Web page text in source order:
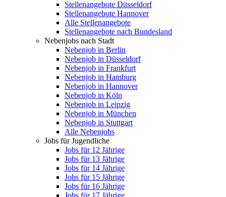
Stellenangebote Düsseldorf
Stellenangebote Hannover
Alle Stellenangebote
Stellenangebote nach Bundesland
Nebenjobs nach Stadt
Nebenjob in Berlin
Nebenjob in Düsseldorf
Nebenjob in Frankfurt
Nebenjob in Hamburg
Nebenjob in Hannover
Nebenjob in Köln
Nebenjob in Leipzig
Nebenjob in München
Nebenjob in Stuttgart
Alle Nebenjobs
Jobs für Jugendliche
Jobs für 12 Jährige
Jobs für 13 Jährige
Jobs für 14 Jährige
Jobs für 15 Jährige
Jobs für 16 Jährige
Jobs für 17 Jährige